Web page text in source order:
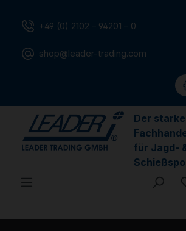
+49 (0) 2102 – 94201 – 0
shop@leader-trading.com
Der starke
für Jagd-